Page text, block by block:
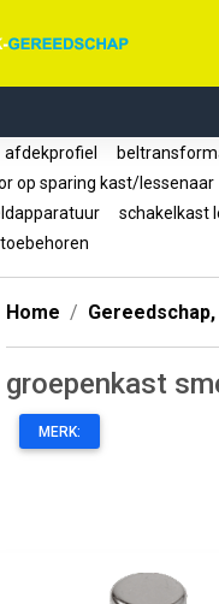
afdekprofiel
op sparing kast/lessenaar
schakelkast
Home
groepenkast
MERK: